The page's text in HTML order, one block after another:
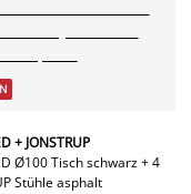
+ JONSTRUP
Ø100 Tisch schwarz + 4
Stühle asphalt